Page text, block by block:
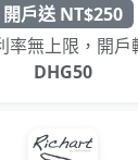
開戶送 NT$250
率無上限，開戶
DHG50